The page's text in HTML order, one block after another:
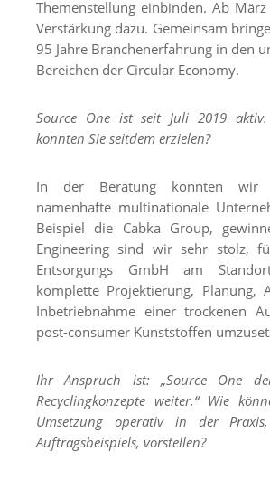
Themenstellung einbinden. Ab
Verstärkung dazu. Gemeinsam
95 Jahre Branchenerfahrung in den
Bereichen der Circular Economy.
Source One ist seit Juli 2019 aktiv.
konnten Sie seitdem erzielen?
In der Beratung konnten wir
namenhafte multinationale
Beispiel die Cabka Group,
Engineering sind wir sehr stolz,
Entsorgungs GmbH am
komplette Projektierung, Planung,
Inbetriebnahme einer trockenen
post-consumer Kunststoffen
Ihr Anspruch ist: „Source One
Recyclingkonzepte weiter.“ Wie
Umsetzung operativ in der
Auftragsbeispiels, vorstellen?